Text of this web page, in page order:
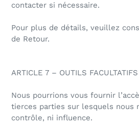
contacter si nécessaire.
Pour plus de détails, veuillez
de Retour.
ARTICLE 7 – OUTILS FACULTATIFS
Nous pourrions vous fournir
tierces parties sur lesquels nous
contrôle, ni influence.